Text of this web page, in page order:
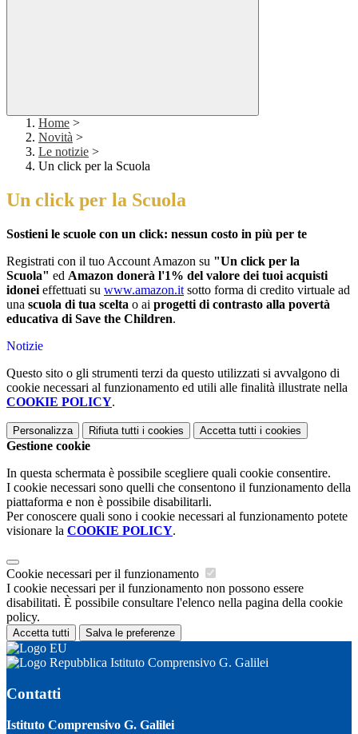
Home >
Novità >
Le notizie >
Un click per la Scuola
Un click per la Scuola
Sostieni le scuole con un click: nessun costo in più per te
Registrati con il tuo Account Amazon su "Un click per la
Scuola" ed Amazon donerà l'1% del valore dei tuoi acquisti
idonei effettuati su www.amazon.it sotto forma di credito virtuale ad
una scuola di tua scelta o ai progetti di contrasto alla povertà
educativa di Save the Children.
Notizie
Questo sito o gli strumenti terzi da questo utilizzati si avvalgono di
cookie necessari al funzionamento ed utili alle finalità illustrate nella
COOKIE POLICY.
Personalizza Rifiuta tutti i cookies Accetta tutti i cookies
Gestione cookie
In questa schermata è possibile scegliere quali cookie consentire.
I cookie necessari sono quelli che consentono il funzionamento della
piattaforma e non è possibile disabilitarli.
Per conoscere quali sono i cookie necessari al funzionamento potete
visionare la COOKIE POLICY.
Cookie necessari per il funzionamento
I cookie necessari per il funzionamento non possono essere
disabilitati. È possibile consultare l'elenco nella pagina della cookie
policy.
Accetta tutti Salva le preferenze
Istituto Comprensivo G. Galilei
Contatti
Istituto Comprensivo G. Galilei